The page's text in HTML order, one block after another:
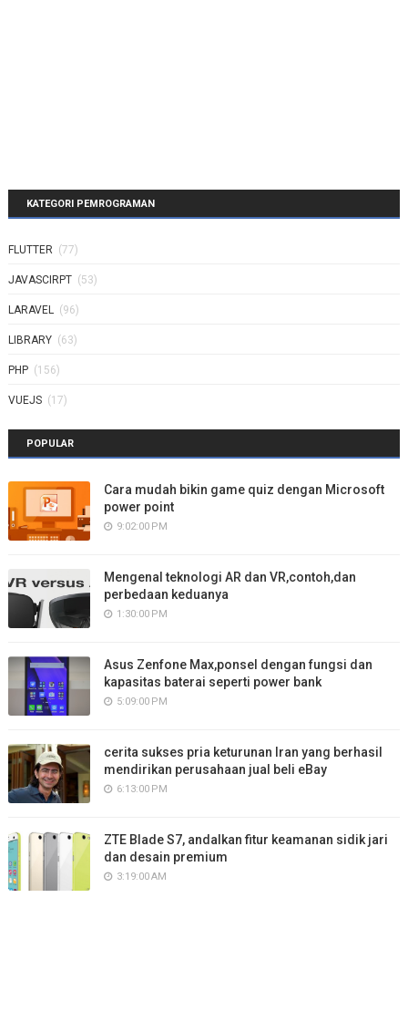
KATEGORI PEMROGRAMAN
FLUTTER (77)
JAVASCIRPT (53)
LARAVEL (96)
LIBRARY (63)
PHP (156)
VUEJS (17)
POPULAR
Cara mudah bikin game quiz dengan Microsoft
power point
9:02:00 PM
Mengenal teknologi AR dan VR,contoh,dan
perbedaan keduanya
1:30:00 PM
Asus Zenfone Max,ponsel dengan fungsi dan
kapasitas baterai seperti power bank
5:09:00 PM
cerita sukses pria keturunan Iran yang berhasil
mendirikan perusahaan jual beli eBay
6:13:00 PM
ZTE Blade S7, andalkan fitur keamanan sidik jari
dan desain premium
3:19:00 AM